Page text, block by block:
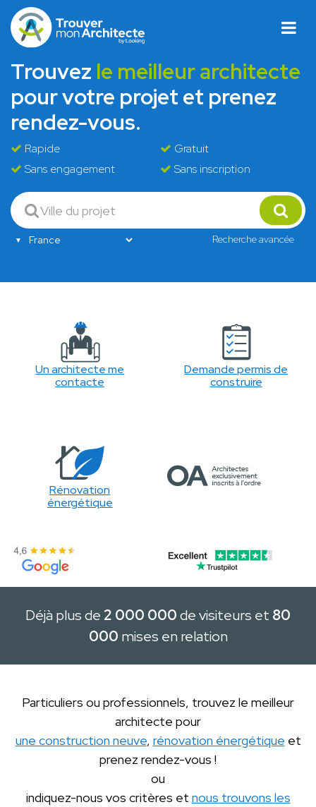
Trouvez le meilleur architecte
pour votre projet et prenez
rendez-vous.
Rapide
Gratuit
Sans engagement
Sans inscription
Recherche avancée
Un architecte me
contacte
Demande permis de
construire
Rénovation
énergétique
Déjà plus de 2 000 000de visiteurs et 80
000 mises en relation
Particuliers ou professionnels, trouvez le meilleur
architecte pour
une construction neuve, rénovation énergétique et
prenez rendez-vous !
ou
indiquez-nous vos critères et nous trouvons les